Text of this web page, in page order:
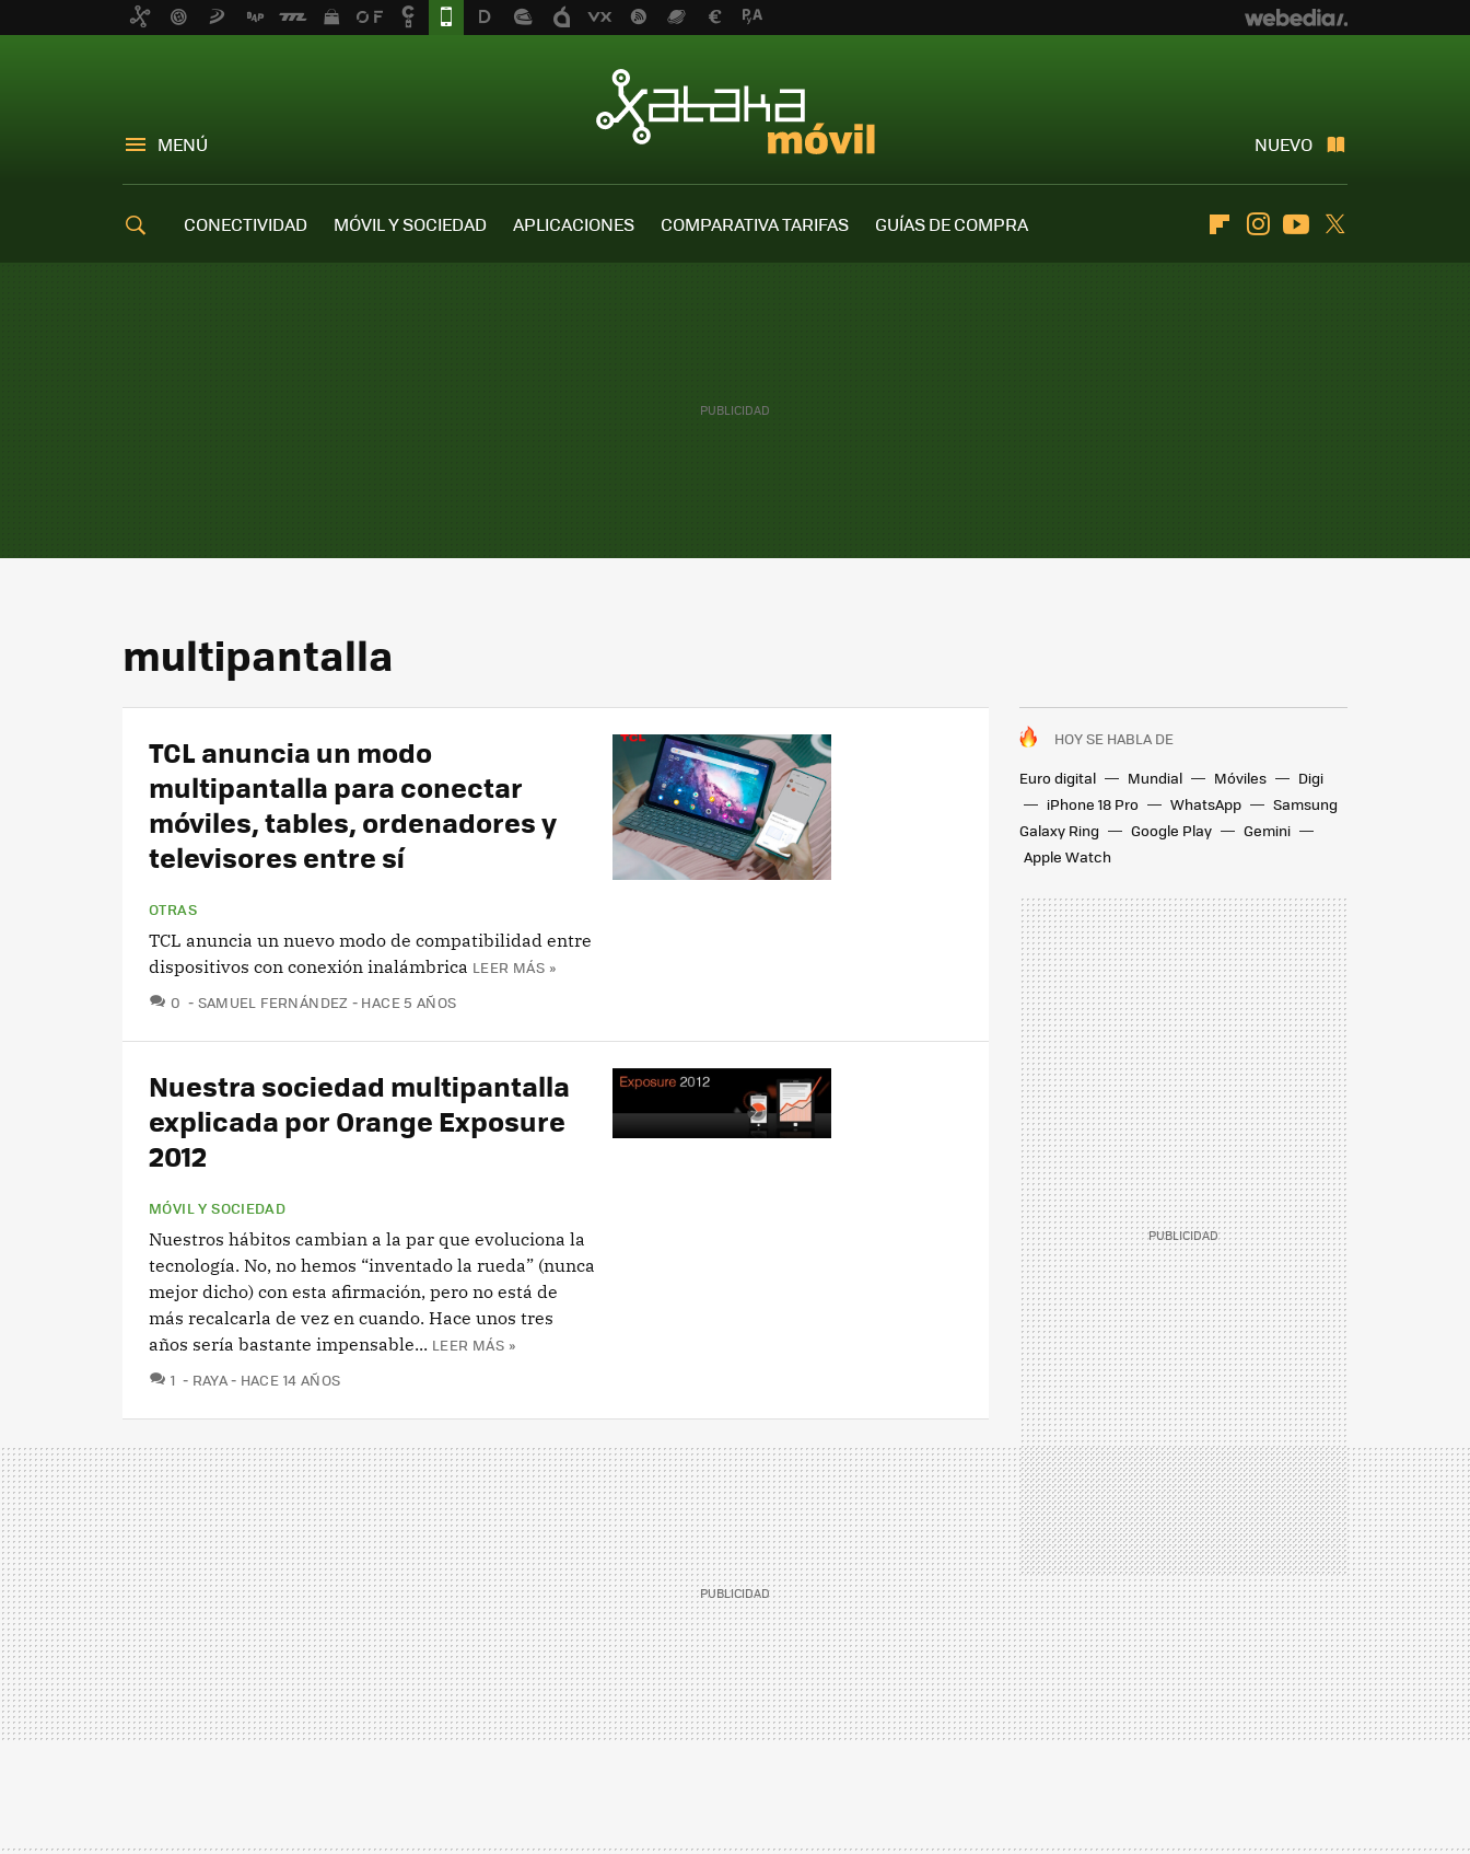
MENÚ NUEVO
CONECTIVIDAD MÓVIL Y SOCIEDAD APLICACIONES COMPARATIVA TARIFAS
GUÍAS DE COMPRA
FlipboardInstagramYoutube
multipantalla
HOY SE HABLA DE
Euro digital
Mundial Móviles
Digi
iPhone 18 Pro
WhatsApp
Samsung
Galaxy Ring
Google Play
Gemini
Apple Watch
TCL anuncia un modo
multipantalla para conectar
móviles, tables, ordenadores y
televisores entre sí
OTRAS
TCL anuncia un nuevo modo de compatibilidad entre
dispositivos con conexión inalámbrica LEER MÁS »
0 COMENTARIOS
SAMUEL FERNÁNDEZ HACE 5 AÑOS
Nuestra sociedad multipantalla
explicada por Orange Exposure
2012
MÓVIL Y SOCIEDAD
Nuestros hábitos cambian a la par que evoluciona la
tecnología. No, no hemos “inventado la rueda” (nunca
mejor dicho) con esta afirmación, pero no está de
más recalcarla de vez en cuando. Hace unos tres
años sería bastante impensable... LEER MÁS »
1 COMENTARIOS
RAYA HACE 14 AÑOS